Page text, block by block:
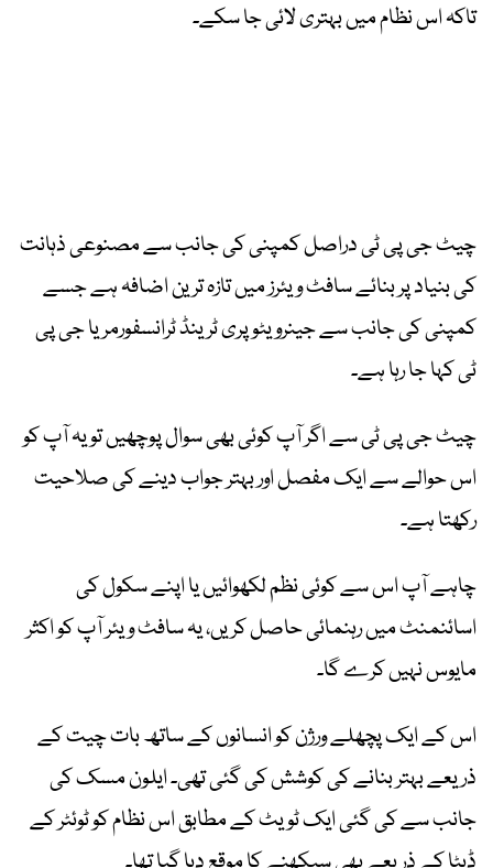
تاکہ اس نظام میں بہتری لائی جا سکے۔
چیٹ جی پی ٹی دراصل کمپنی کی جانب سے مصنوعی ذہانت
کی بنیاد پر بنائے سافٹ ویئرز میں تازہ ترین اضافہ ہے جسے
کمپنی کی جانب سے جینرویٹو پری ٹرینڈ ٹرانسفورمر یا جی پی
ٹی کہا جا رہا ہے۔
چیٹ جی پی ٹی سے اگر آپ کوئی بھی سوال پوچھیں تو یہ آپ کو
اس حوالے سے ایک مفصل اور بہتر جواب دینے کی صلاحیت
رکھتا ہے۔
چاہے آپ اس سے کوئی نظم لکھوائیں یا اپنے سکول کی
اسائنمنٹ میں رہنمائی حاصل کریں، یہ سافٹ ویئر آپ کو اکثر
مایوس نہیں کرے گا۔
اس کے ایک پچھلے ورژن کو انسانوں کے ساتھ بات چیت کے
ذریعے بہتر بنانے کی کوشش کی گئی تھی۔ ایلون مسک کی
جانب سے کی گئی ایک ٹویٹ کے مطابق اس نظام کو ٹوئٹر کے